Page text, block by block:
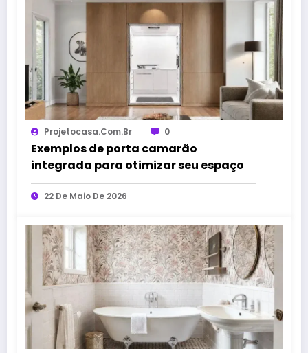
Projetocasa.com.br 0
Exemplos de porta camarão
integrada para otimizar seu espaço
22 De Maio De 2026